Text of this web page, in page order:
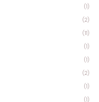
(1)
(2)
(11)
(1)
(1)
(2)
(1)
(1)